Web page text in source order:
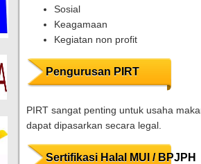
Sosial
Keagamaan
Kegiatan non profit
Pengurusan PIRT
PIRT sangat penting untuk usaha
dapat dipasarkan secara legal.
Sertifikasi Halal MUI / BPJPH